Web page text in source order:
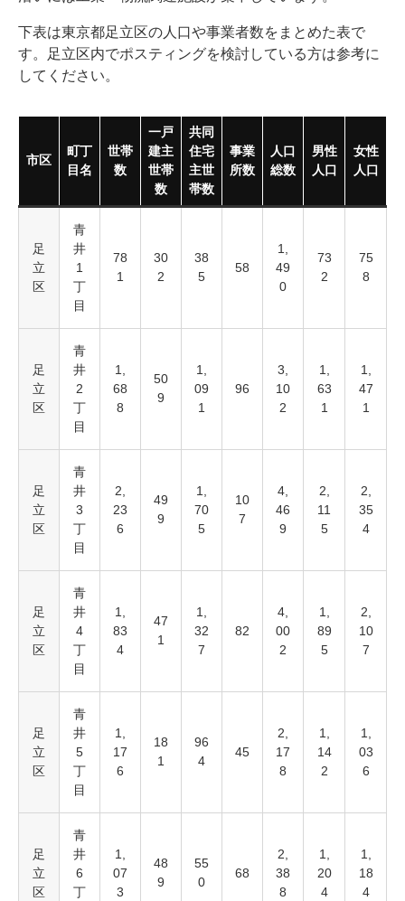
下表は東京都足立区の人口や事業者数をまとめた表で
す。足立区内でポスティングを検討している方は参考に
してください。
市区
町丁
目名
世帯
数
一戸
建主
世帯
数
共同
住宅
主世
帯数
事業
所数
人口
総数
男性
人口
女性
人口
足
立
区
青
井
1
丁
目
78
1
30
2
38
5
58
1,
49
0
73
2
75
8
足
立
区
青
井
2
丁
目
1,
68
8
50
9
1,
09
1
96
3,
10
2
1,
63
1
1,
47
1
足
立
区
青
井
3
丁
目
2,
23
6
49
9
1,
70
5
10
7
4,
46
9
2,
11
5
2,
35
4
足
立
区
青
井
4
丁
目
1,
83
4
47
1
1,
32
7
82
4,
00
2
1,
89
5
2,
10
7
足
立
区
青
井
5
丁
目
1,
17
6
18
1
96
4
45
2,
17
8
1,
14
2
1,
03
6
足
立
区
青
井
6
丁
1,
07
3
48
9
55
0
68
2,
38
8
1,
20
4
1,
18
4